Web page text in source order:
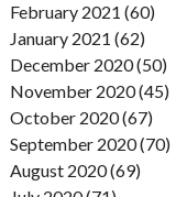
February 2021 (60)
January 2021 (62)
December 2020 (50)
November 2020 (45)
October 2020 (67)
September 2020 (70)
August 2020 (69)